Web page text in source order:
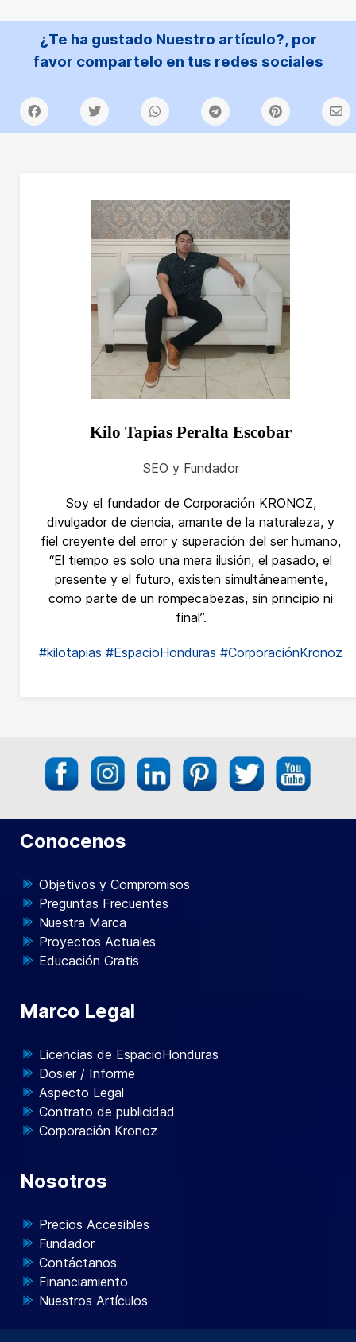
¿Te ha gustado Nuestro artículo?, por
favor compartelo en tus redes sociales
Kilo Tapias Peralta Escobar
SEO y Fundador
Soy el fundador de Corporación KRONOZ,
divulgador de ciencia, amante de la naturaleza, y
fiel creyente del error y superación del ser humano,
“El tiempo es solo una mera ilusión, el pasado, el
presente y el futuro, existen simultáneamente,
como parte de un rompecabezas, sin principio ni
final”.
#kilotapias #EspacioHonduras #CorporaciónKronoz
Conocenos
Objetivos y Compromisos
Preguntas Frecuentes
Nuestra Marca
Proyectos Actuales
Educación Gratis
Marco Legal
Licencias de EspacioHonduras
Dosier / Informe
Aspecto Legal
Contrato de publicidad
Corporación Kronoz
Nosotros
Precios Accesibles
Fundador
Contáctanos
Financiamiento
Nuestros Artículos